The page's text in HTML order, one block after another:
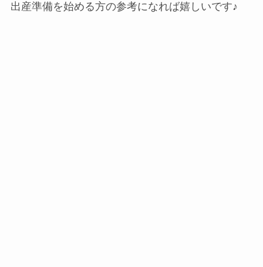
出産準備を始める方の参考になれば嬉しいです♪